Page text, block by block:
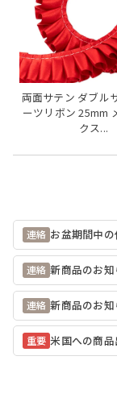
両面サテン ダブル
ーツリボン 25mm
クス...
連絡 お盆期間中
連絡 新商品のお
連絡 新商品のお
重要 米国への商